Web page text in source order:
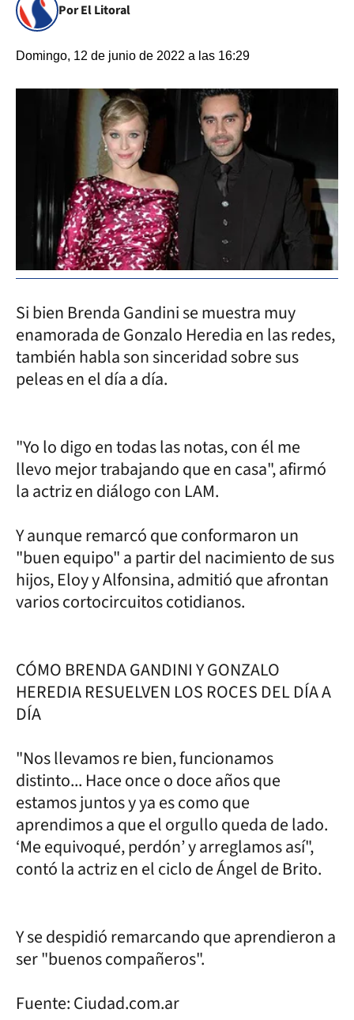
Por El Litoral
Domingo, 12 de junio de 2022 a las 16:29
Si bien Brenda Gandini se muestra muy
enamorada de Gonzalo Heredia en las redes,
también habla son sinceridad sobre sus
peleas en el día a día.
"Yo lo digo en todas las notas, con él me
llevo mejor trabajando que en casa", afirmó
la actriz en diálogo con LAM.
Y aunque remarcó que conformaron un
"buen equipo" a partir del nacimiento de sus
hijos, Eloy y Alfonsina, admitió que afrontan
varios cortocircuitos cotidianos.
CÓMO BRENDA GANDINI Y GONZALO
HEREDIA RESUELVEN LOS ROCES DEL DÍA A
DÍA
"Nos llevamos re bien, funcionamos
distinto... Hace once o doce años que
estamos juntos y ya es como que
aprendimos a que el orgullo queda de lado.
‘Me equivoqué, perdón’ y arreglamos así",
contó la actriz en el ciclo de Ángel de Brito.
Y se despidió remarcando que aprendieron a
ser "buenos compañeros".
Fuente: Ciudad.com.ar